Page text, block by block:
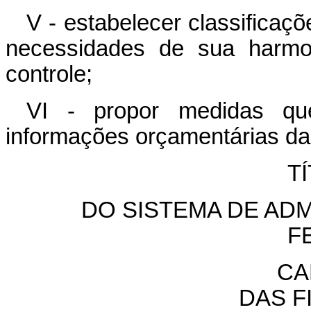
V - estabelecer
necessidades de sua
controle;
VI - propor medidas
informações orçamentárias
DO SISTEMA DE
DAS